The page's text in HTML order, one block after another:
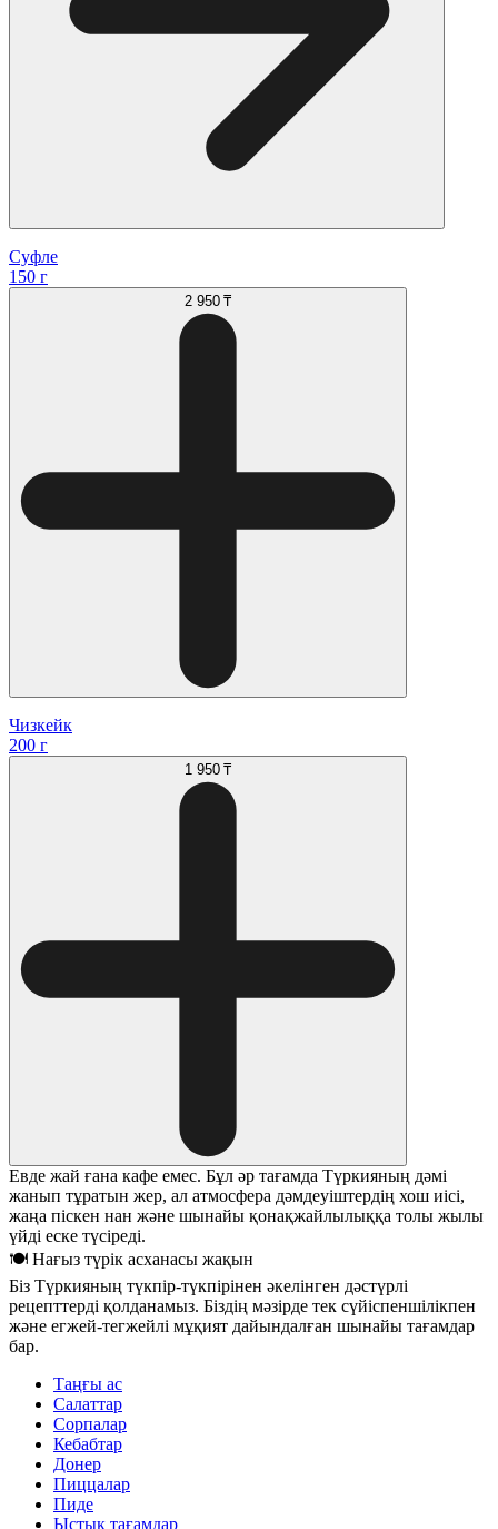
Суфле
150 г
2 950 ₸
Чизкейк
200 г
1 950 ₸
Евде жай ғана кафе емес. Бұл әр тағамда Түркияның дәмі
жанып тұратын жер, ал атмосфера дәмдеуіштердің хош иісі,
жаңа піскен нан және шынайы қонақжайлылыққа толы жылы
үйді еске түсіреді.
🍽 Нағыз түрік асханасы жақын
Біз Түркияның түкпір-түкпірінен әкелінген дәстүрлі
рецепттерді қолданамыз. Біздің мәзірде тек сүйіспеншілікпен
және егжей-тегжейлі мұқият дайындалған шынайы тағамдар
бар.
Таңғы ас
Салаттар
Сорпалар
Кебабтар
Донер
Пиццалар
Пиде
Ыстық тағамдар